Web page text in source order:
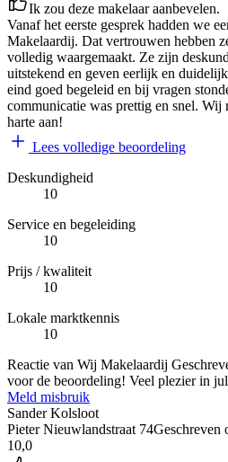
Ik zou deze makelaar aanbevelen.
Vanaf het eerste gesprek hadden we
Makelaardij. Dat vertrouwen hebben
volledig waargemaakt. Ze zijn
uitstekend en geven eerlijk en
eind goed begeleid en bij vragen
communicatie was prettig en snel.
harte aan!
Lees volledige beoordeling
Deskundigheid
10
Service en begeleiding
10
Prijs / kwaliteit
10
Lokale marktkennis
10
Reactie van Wij Makelaardij
voor de beoordeling! Veel plezier in
Meld misbruik
Sander Kolsloot
Pieter Nieuwlandstraat 74Geschreven
10,0